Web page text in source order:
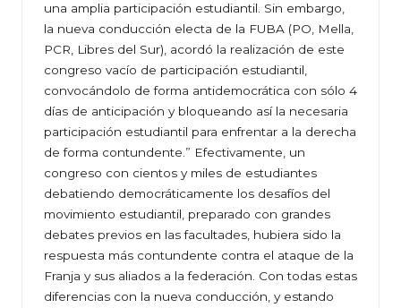
una amplia participación estudiantil. Sin embargo,
la nueva conducción electa de la FUBA (PO, Mella,
PCR, Libres del Sur), acordó la realización de este
congreso vacío de participación estudiantil,
convocándolo de forma antidemocrática con sólo 4
días de anticipación y bloqueando así la necesaria
participación estudiantil para enfrentar a la derecha
de forma contundente.” Efectivamente, un
congreso con cientos y miles de estudiantes
debatiendo democráticamente los desafíos del
movimiento estudiantil, preparado con grandes
debates previos en las facultades, hubiera sido la
respuesta más contundente contra el ataque de la
Franja y sus aliados a la federación. Con todas estas
diferencias con la nueva conducción, y estando